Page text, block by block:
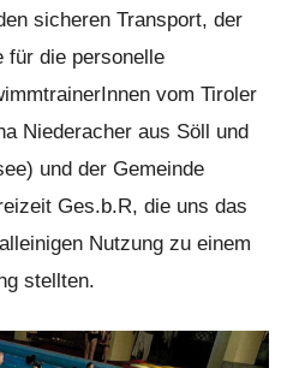
sicheren Transport, der
für die personelle
vom Tiroler
Niederacher aus Söll und
und der Gemeinde
Ges.b.R, die uns das
Nutzung zu einem
stellten.